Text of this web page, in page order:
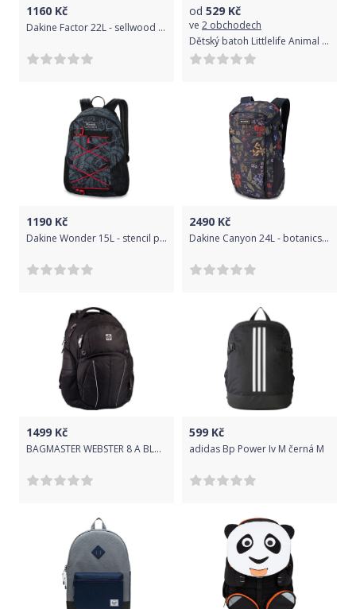
1160 Kč
Dakine Factor 22L - sellwood uni
od 529 Kč
ve 2 obchodech
Dětský batoh Littlelife Animal Toddler Daysack - bee uni
1190 Kč
Dakine Wonder 15L - stencil palm uni
2490 Kč
Dakine Canyon 24L - botanics pet uni
1499 Kč
BAGMASTER WEBSTER 8 A BLACK
599 Kč
adidas Bp Power Iv M černá M